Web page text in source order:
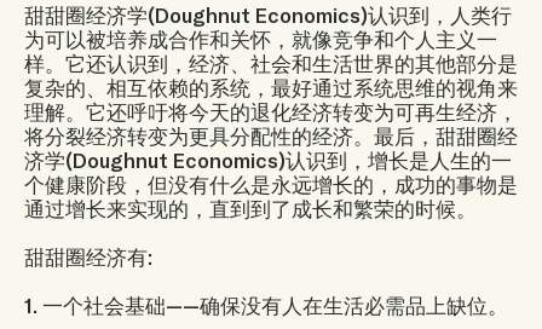
甜甜圈经济学(Doughnut Economics)认识到，人类行
为可以被培养成合作和关怀，就像竞争和个人主义一
样。它还认识到，经济、社会和生活世界的其他部分是
复杂的、相互依赖的系统，最好通过系统思维的视角来
理解。它还呼吁将今天的退化经济转变为可再生经济，
将分裂经济转变为更具分配性的经济。最后，甜甜圈经
济学(Doughnut Economics)认识到，增长是人生的一
个健康阶段，但没有什么是永远增长的，成功的事物是
通过增长来实现的，直到到了成长和繁荣的时候。
甜甜圈经济有:
1. 一个社会基础——确保没有人在生活必需品上缺位。